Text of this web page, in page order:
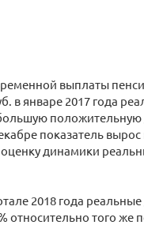
выплаты
в январе 2017 года
показатель вырос
оценку динамики
2018 года
относительно того же